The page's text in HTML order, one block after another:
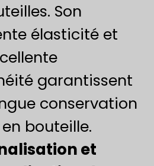
Son
élasticité et
garantissent
conservation
bouteille.
et